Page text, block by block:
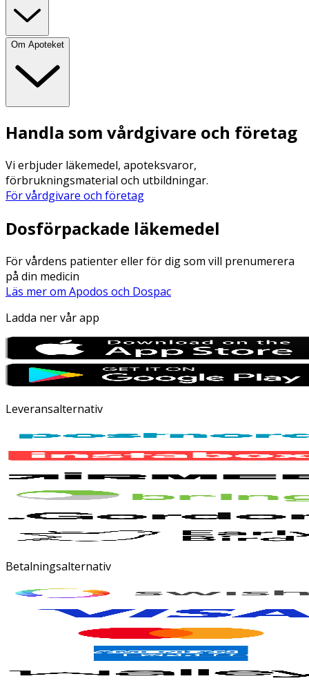
Om Apoteket
Handla som vårdgivare och företag
Vi erbjuder läkemedel, apoteksvaror,
förbrukningsmaterial och utbildningar.
För vårdgivare och företag
Dosförpackade läkemedel
För vårdens patienter eller för dig som vill prenumerera
på din medicin
Läs mer om Apodos och Dospac
Ladda ner vår app
Leveransalternativ
Betalningsalternativ